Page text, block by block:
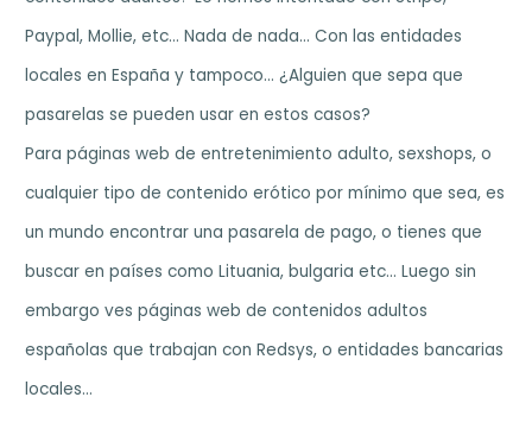
Paypal, Mollie, etc… Nada de nada… Con las entidades
locales en España y tampoco… ¿Alguien que sepa que
pasarelas se pueden usar en estos casos?
Para páginas web de entretenimiento adulto, sexshops, o
cualquier tipo de contenido erótico por mínimo que sea, es
un mundo encontrar una pasarela de pago, o tienes que
buscar en países como Lituania, bulgaria etc… Luego sin
embargo ves páginas web de contenidos adultos
españolas que trabajan con Redsys, o entidades bancarias
locales…